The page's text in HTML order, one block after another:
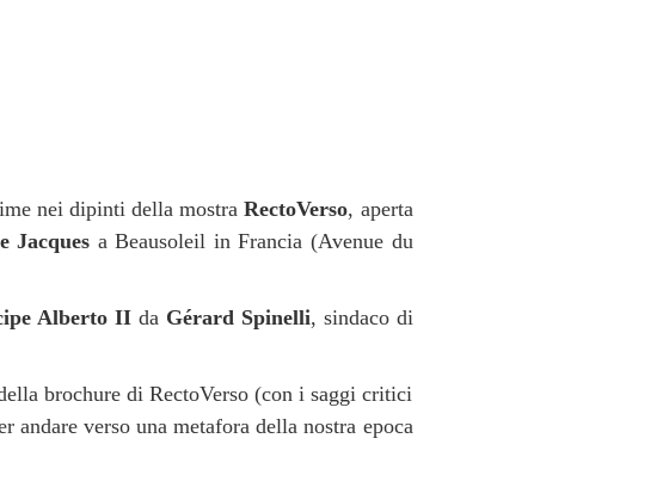
nei dipinti della mostraRectoVerso, aperta
Jacques a Beausoleil in Francia (Avenue du
Alberto IIda Gérard Spinelli, sindaco di
brochure di RectoVerso (con i saggi critici
andare verso una metafora della nostra epoca